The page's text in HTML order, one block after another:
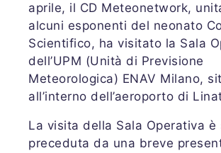
aprile, il CD Meteonetwork,
alcuni esponenti del neonato
Scientifico, ha visitato la Sala
dell’UPM (Unità di Previsione
Meteorologica) ENAV Milano,
all’interno dell’aeroporto di
La visita della Sala Operativa è
preceduta da una breve